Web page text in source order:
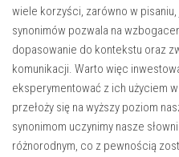
wiele korzyści, zarówno w
synonimów pozwala na
dopasowanie do kontekstu oraz
komunikacji. Warto więc
eksperymentować z ich użyciem
przełoży się na wyższy poziom
synonimom uczynimy nasze
różnorodnym, co z pewnością